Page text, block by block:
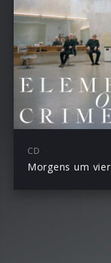
CD
Morgens um vier